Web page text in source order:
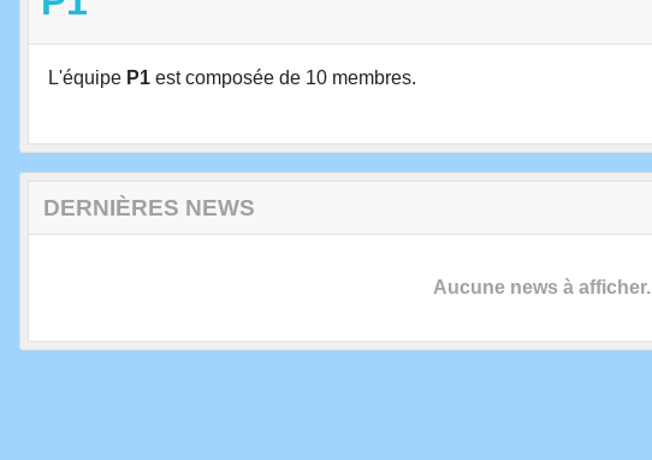
L'équipe P1 est composée de 10 membres.
DERNIÈRES NEWS
Aucune news à afficher.